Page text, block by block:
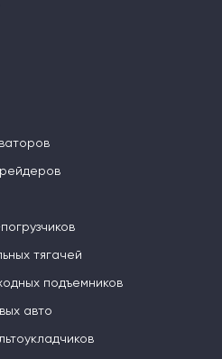
тягачей
подъемников
авто